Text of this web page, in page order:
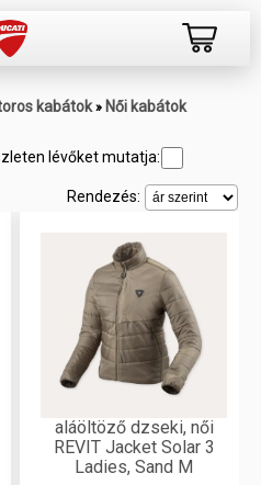
kabátok » Női kabátok
lévőket mutatja:
Rendezés:
aláöltöző dzseki, női
REVIT Jacket Solar 3
Ladies, Sand M